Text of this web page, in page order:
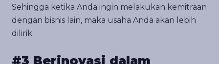
Sehingga ketika Anda ingin melakukan kemitraan
dengan bisnis lain, maka usaha Anda akan lebih
dilirik.
#3 Berinovasi dalam